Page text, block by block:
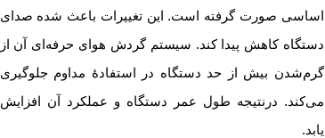
اساسی صورت گرفته است. این تغییرات باعث شده صدای
دستگاه کاهش پیدا کند. سیستم گردش هوای حرفه‌ای آن از
گرم‌شدن بیش از حد دستگاه در استفادۀ مداوم جلوگیری
می‌کند. درنتیجه طول عمر دستگاه و عملکرد آن افزایش
یابد.